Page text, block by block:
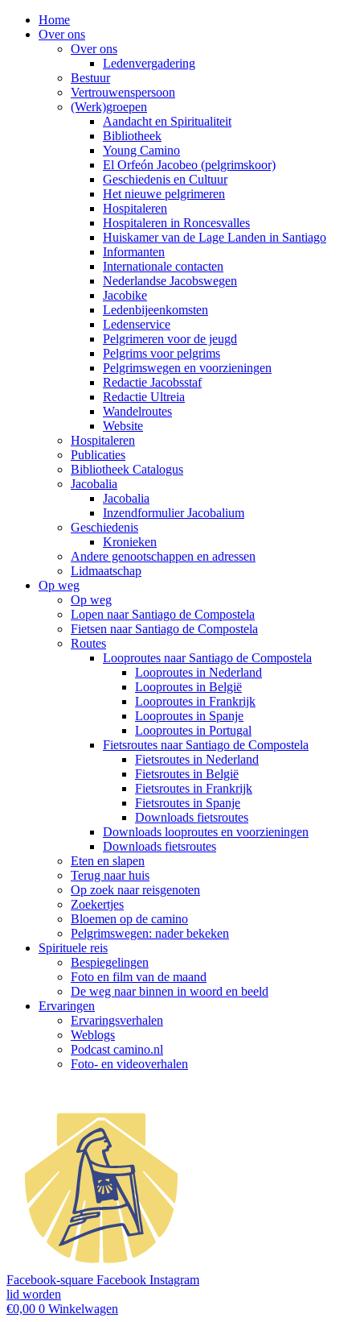
Home
Over ons
Over ons
Ledenvergadering
Bestuur
Vertrouwenspersoon
(Werk)groepen
Aandacht en Spiritualiteit
Bibliotheek
Young Camino
El Orfeón Jacobeo (pelgrimskoor)
Geschiedenis en Cultuur
Het nieuwe pelgrimeren
Hospitaleren
Hospitaleren in Roncesvalles
Huiskamer van de Lage Landen in Santiago
Informanten
Internationale contacten
Nederlandse Jacobswegen
Jacobike
Ledenbijeenkomsten
Ledenservice
Pelgrimeren voor de jeugd
Pelgrims voor pelgrims
Pelgrimswegen en voorzieningen
Redactie Jacobsstaf
Redactie Ultreia
Wandelroutes
Website
Hospitaleren
Publicaties
Bibliotheek Catalogus
Jacobalia
Jacobalia
Inzendformulier Jacobalium
Geschiedenis
Kronieken
Andere genootschappen en adressen
Lidmaatschap
Op weg
Op weg
Lopen naar Santiago de Compostela
Fietsen naar Santiago de Compostela
Routes
Looproutes naar Santiago de Compostela
Looproutes in Nederland
Looproutes in België
Looproutes in Frankrijk
Looproutes in Spanje
Looproutes in Portugal
Fietsroutes naar Santiago de Compostela
Fietsroutes in Nederland
Fietsroutes in België
Fietsroutes in Frankrijk
Fietsroutes in Spanje
Downloads fietsroutes
Downloads looproutes en voorzieningen
Downloads fietsroutes
Eten en slapen
Terug naar huis
Op zoek naar reisgenoten
Zoekertjes
Bloemen op de camino
Pelgrimswegen: nader bekeken
Spirituele reis
Bespiegelingen
Foto en film van de maand
De weg naar binnen in woord en beeld
Ervaringen
Ervaringsverhalen
Weblogs
Podcast camino.nl
Foto- en videoverhalen
Facebook-square Facebook Instagram
lid worden
€0,00 0 Winkelwagen